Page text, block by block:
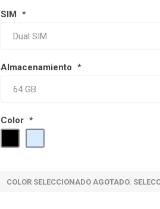
SIM *
Almacenamiento *
Color *
COLOR SELECCIONADO AGOTADO.